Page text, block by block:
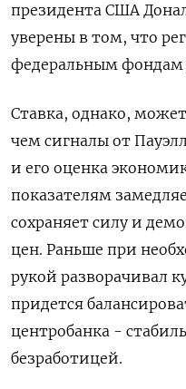
президента США
уверены в том, что
федеральным фондам
Ставка, однако,
чем сигналы от
и его оценка
показателям
сохраняет силу и
цен. Раньше при
рукой разворачивал
придется
центробанка -
безработицей.